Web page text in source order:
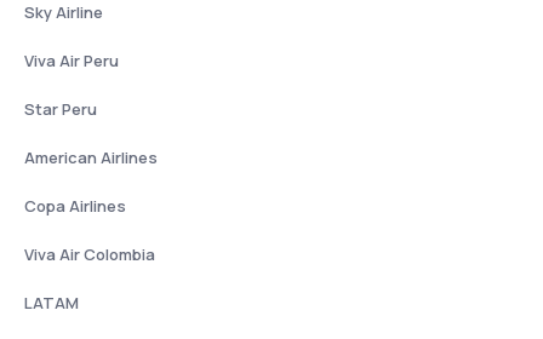
Sky Airline
Viva Air Peru
Star Peru
American Airlines
Copa Airlines
Viva Air Colombia
LATAM